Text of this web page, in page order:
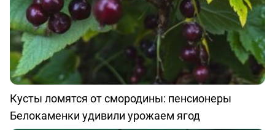
Кусты ломятся от смородины: пенсионеры
Белокаменки удивили урожаем ягод